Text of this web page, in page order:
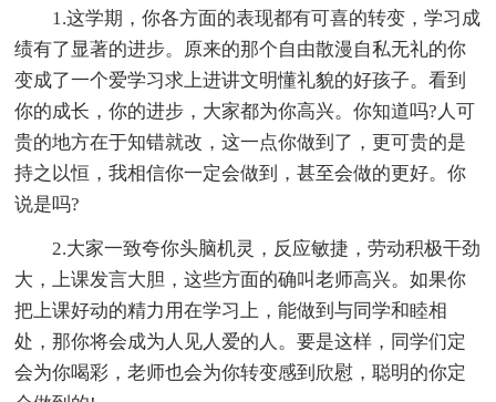
1.这学期，你各方面的表现都有可喜的转变，学习成
绩有了显著的进步。原来的那个自由散漫自私无礼的你
变成了一个爱学习求上进讲文明懂礼貌的好孩子。看到
你的成长，你的进步，大家都为你高兴。你知道吗?人可
贵的地方在于知错就改，这一点你做到了，更可贵的是
持之以恒，我相信你一定会做到，甚至会做的更好。你
说是吗?
2.大家一致夸你头脑机灵，反应敏捷，劳动积极干劲
大，上课发言大胆，这些方面的确叫老师高兴。如果你
把上课好动的精力用在学习上，能做到与同学和睦相
处，那你将会成为人见人爱的人。要是这样，同学们定
会为你喝彩，老师也会为你转变感到欣慰，聪明的你定